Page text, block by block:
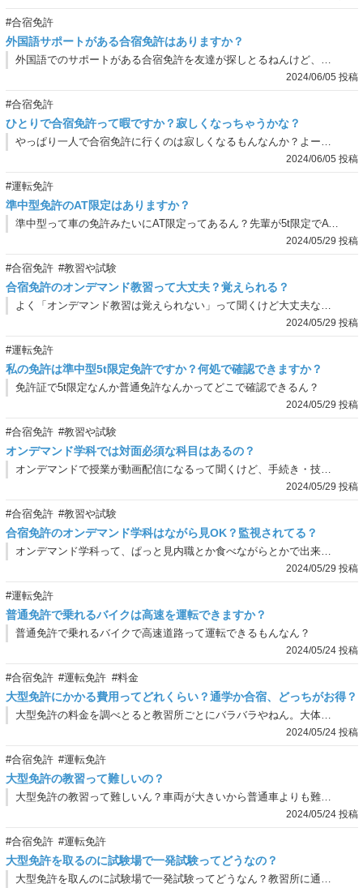
#合宿免許
外国語サポートがある合宿免許はありますか？
外国語でのサポートがある合宿免許を友達が探しとるねんけど、そんなプランあんの？実際にどこまでサポートしてくれるんやろか…？
2024/06/05 投稿
#合宿免許
ひとりで合宿免許って暇ですか？寂しくなっちゃうかな？
やっぱり一人で合宿免許に行くのは寂しくなるもんなんか？よー暇になるとも聞くねんけど、実際はどうなん？もし暇になっても友達と一緒なら絶対にそっちのほうがええやんな。
2024/06/05 投稿
#運転免許
準中型免許のAT限定はありますか？
準中型って車の免許みたいにAT限定ってあるん？先輩が5t限定でAT限定って言っとったんやけど、これは準中型免許のことなん？
2024/05/29 投稿
#合宿免許 #教習や試験
合宿免許のオンデマンド教習って大丈夫？覚えられる？
よく「オンデマンド教習は覚えられない」って聞くけど大丈夫なんかな？俺物覚え悪いし不安やねん。
2024/05/29 投稿
#運転免許
私の免許は準中型5t限定免許ですか？何処で確認できますか？
免許証で5t限定なんか普通免許なんかってどこで確認できるん？
2024/05/29 投稿
#合宿免許 #教習や試験
オンデマンド学科では対面必須な科目はあるの？
オンデマンドで授業が動画配信になるって聞くけど、手続き・技能・試験以外は教習所来んでもええっちゅうのは、流石にないやんな。どうなんやろ。
2024/05/29 投稿
#合宿免許 #教習や試験
合宿免許のオンデマンド学科はながら見OK？監視されてる？
オンデマンド学科って、ぱっと見内職とか食べながらとかで出来そうやけどどうなん？もしかして見張っとる人とかおる？
2024/05/29 投稿
#運転免許
普通免許で乗れるバイクは高速を運転できますか？
普通免許で乗れるバイクで高速道路って運転できるもんなん？
2024/05/24 投稿
#合宿免許 #運転免許 #料金
大型免許にかかる費用ってどれくらい？通学か合宿、どっちがお得？
大型免許の料金を調べとると教習所ごとにバラバラやねん。大体の目安が知りたいんやけどなんぼぐらいかかるん？
2024/05/24 投稿
#合宿免許 #運転免許
大型免許の教習って難しいの？
大型免許の教習って難しいん？車両が大きいから普通車よりも難しいとは聞くねんけど、具体的に何が難しいん？
2024/05/24 投稿
#合宿免許 #運転免許
大型免許を取るのに試験場で一発試験ってどうなの？
大型免許を取んのに試験場で一発試験ってどうなん？教習所に通うと高いけど、一発試験やったら安いって聞くし…。どっちがええんかな？